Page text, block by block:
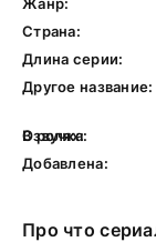
Страна:
Длина серии:
Другое название:
В ролях:
Озвучка:
Добавлена:
Про что